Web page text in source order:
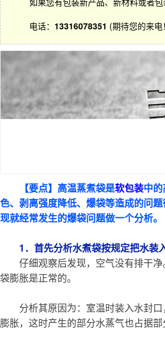
电话： 13316078351 (期待您的来电
【要点】高温蒸煮袋是软包装中
色、剥离强度降低、爆袋等造成的问
现就经常发生的爆袋问题做一个分析。
1．首先分析水煮袋按规定把水装
仔细观察后发现，空气没有排干
袋膨胀是正常的。
分析其原因为：室温时装入水封
膨胀，这时产生的部分水蒸气也占据部